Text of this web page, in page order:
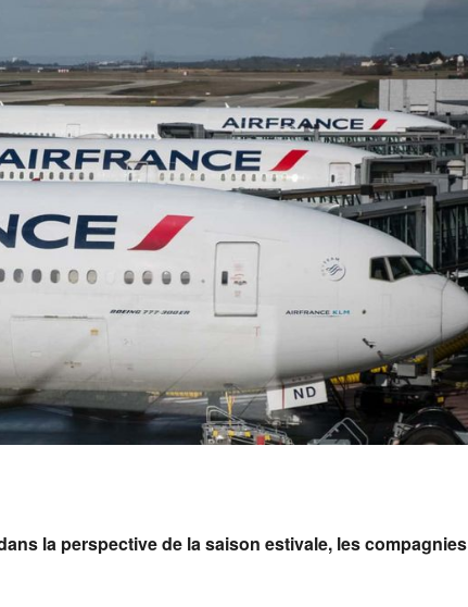
la perspective de la saison estivale, les compagnies